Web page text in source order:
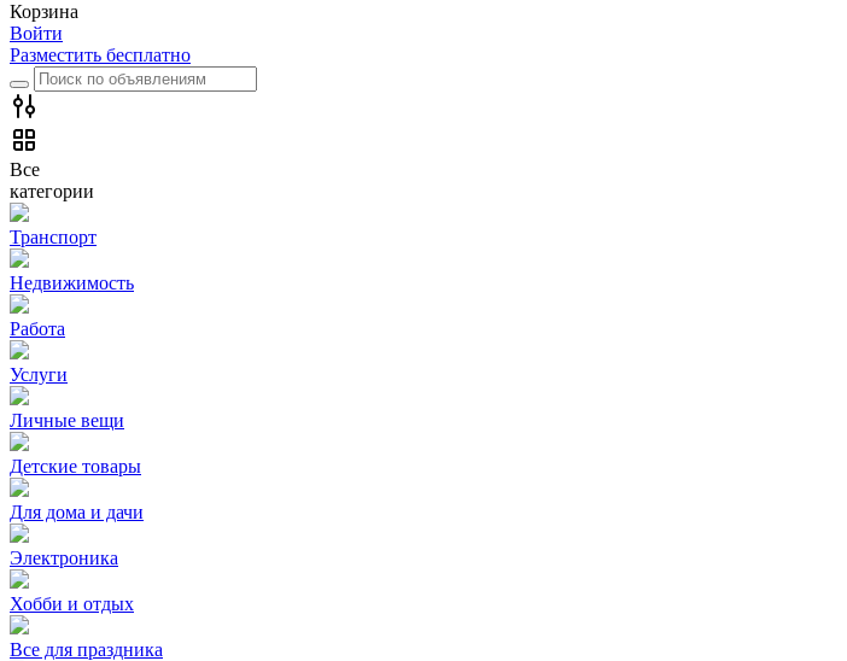
Корзина
Войти
Разместить бесплатно
Все
категории
Транспорт
Недвижимость
Работа
Услуги
Личные вещи
Детские товары
Для дома и дачи
Электроника
Хобби и отдых
Все для праздника